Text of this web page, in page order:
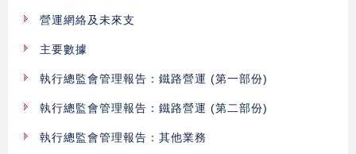
營運網絡及未來支
主要數據
執行總監會管理報告：鐵路營運 (第一部份)
執行總監會管理報告：鐵路營運 (第二部份)
執行總監會管理報告：其他業務